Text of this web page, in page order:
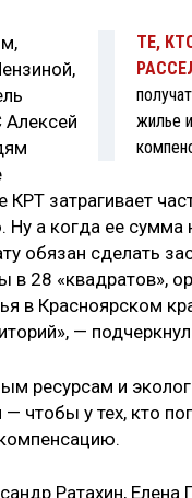
ТЕ,
жилье
Алексей
затрагивает
а когда ее сумма
обязан сделать
28 «квадратов»,
в Красноярском
—
ресурсам и
чтобы у тех, кто
Ратахин, Елена